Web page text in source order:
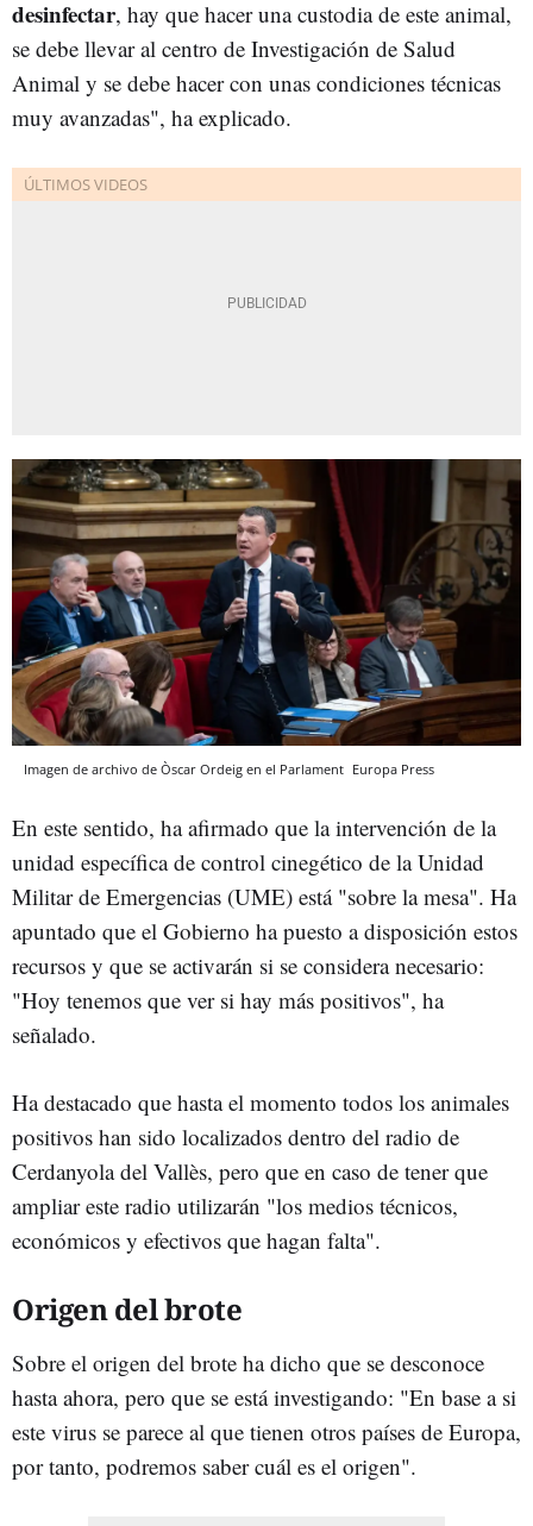
desinfectar, hay que hacer una custodia de este animal,
se debe llevar al centro de Investigación de Salud
Animal y se debe hacer con unas condiciones técnicas
muy avanzadas", ha explicado.
Imagen de archivo de Òscar Ordeig en el Parlament Europa Press
En este sentido, ha afirmado que la intervención de la
unidad específica de control cinegético de la Unidad
Militar de Emergencias (UME) está "sobre la mesa". Ha
apuntado que el Gobierno ha puesto a disposición estos
recursos y que se activarán si se considera necesario:
"Hoy tenemos que ver si hay más positivos", ha
señalado.
Ha destacado que hasta el momento todos los animales
positivos han sido localizados dentro del radio de
Cerdanyola del Vallès, pero que en caso de tener que
ampliar este radio utilizarán "los medios técnicos,
económicos y efectivos que hagan falta".
Origen del brote
Sobre el origen del brote ha dicho que se desconoce
hasta ahora, pero que se está investigando: "En base a si
este virus se parece al que tienen otros países de Europa,
por tanto, podremos saber cuál es el origen".